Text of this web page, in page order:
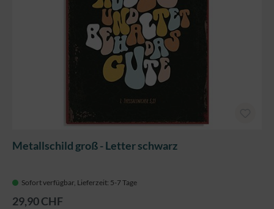
Metallschild groß - Letter schwarz
Sofort verfügbar, Lieferzeit: 5-7 Tage
29,90 CHF